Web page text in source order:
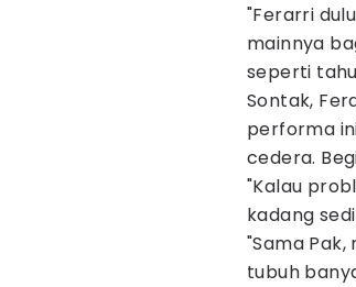
"Ferarri
mainnya
seperti
Sontak,
performa
cedera.
"Kalau
kadang
"Sama
tubuh